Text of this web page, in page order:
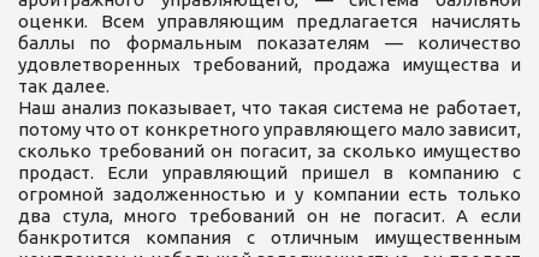
оценки. Всем управляющим предлагается начислять
баллы по формальным показателям — количество
удовлетворенных требований, продажа имущества и
так далее.
Наш анализ показывает, что такая система не работает,
потому что от конкретного управляющего мало зависит,
сколько требований он погасит, за сколько имущество
продаст. Если управляющий пришел в компанию с
огромной задолженностью и у компании есть только
два стула, много требований он не погасит. А если
банкротится компания с отличным имущественным